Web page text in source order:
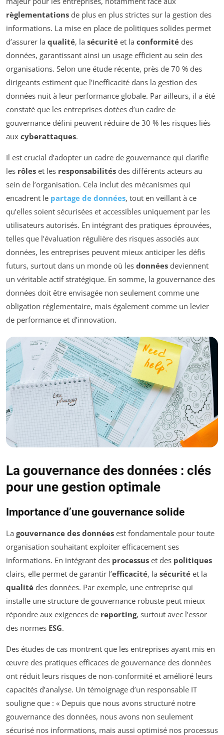
règlementations de plus en plus strictes sur la gestion des
informations. La mise en place de politiques solides permet
d’assurer la qualité, la sécurité et la conformité des
données, garantissant ainsi un usage efficient au sein des
organisations. Selon une étude récente, près de 70 % des
dirigeants estiment que l’inefficacité dans la gestion des
données nuit à leur performance globale. Par ailleurs, il a été
constaté que les entreprises dotées d’un cadre de
gouvernance défini peuvent réduire de 30 % les risques liés
aux cyberattaques.
Il est crucial d’adopter un cadre de gouvernance qui clarifie
les rôles et les responsabilités des différents acteurs au
sein de l’organisation. Cela inclut des mécanismes qui
encadrent le partage de données, tout en veillant à ce
qu’elles soient sécurisées et accessibles uniquement par les
utilisateurs autorisés. En intégrant des pratiques éprouvées,
telles que l’évaluation régulière des risques associés aux
données, les entreprises peuvent mieux anticiper les défis
futurs, surtout dans un monde où les données deviennent
un véritable actif stratégique. En somme, la gouvernance des
données doit être envisagée non seulement comme une
obligation réglementaire, mais également comme un levier
de performance et d’innovation.
La gouvernance des données : clés
pour une gestion optimale
Importance d’une gouvernance solide
La gouvernance des données est fondamentale pour toute
organisation souhaitant exploiter efficacement ses
informations. En intégrant des processus et des politiques
clairs, elle permet de garantir l’efficacité, la sécurité et la
qualité des données. Par exemple, une entreprise qui
installe une structure de gouvernance robuste peut mieux
répondre aux exigences de reporting, surtout avec l’essor
des normes ESG.
Des études de cas montrent que les entreprises ayant mis en
œuvre des pratiques efficaces de gouvernance des données
ont réduit leurs risques de non-conformité et amélioré leurs
capacités d’analyse. Un témoignage d’un responsable IT
souligne que : « Depuis que nous avons structuré notre
gouvernance des données, nous avons non seulement
sécurisé nos informations, mais aussi optimisé nos processus